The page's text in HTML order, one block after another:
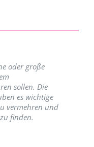
oder große
sollen. Die
es wichtige
vermehren und
finden.